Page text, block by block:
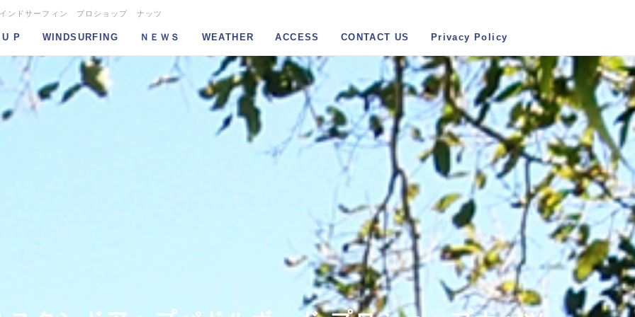
インドサーフィン プロショップ ナッツ
P WINDSURFING ＮＥＷＳ WEATHER ACCESS CONTACT US Privacy Policy